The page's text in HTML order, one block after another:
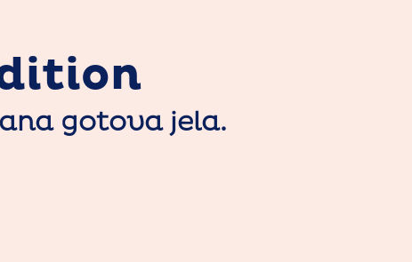
gotova jela.